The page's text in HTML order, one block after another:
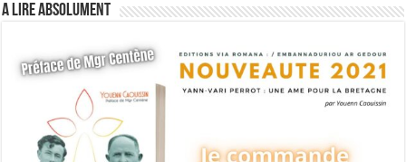
A lire absolument